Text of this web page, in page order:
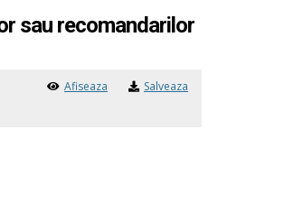
sau recomandarilor
Afiseaza Salveaza